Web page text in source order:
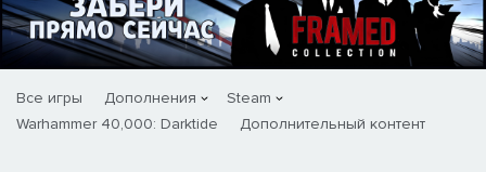
Все игры Дополнения
Steam
Warhammer 40,000: Darktide
Дополнительный контент